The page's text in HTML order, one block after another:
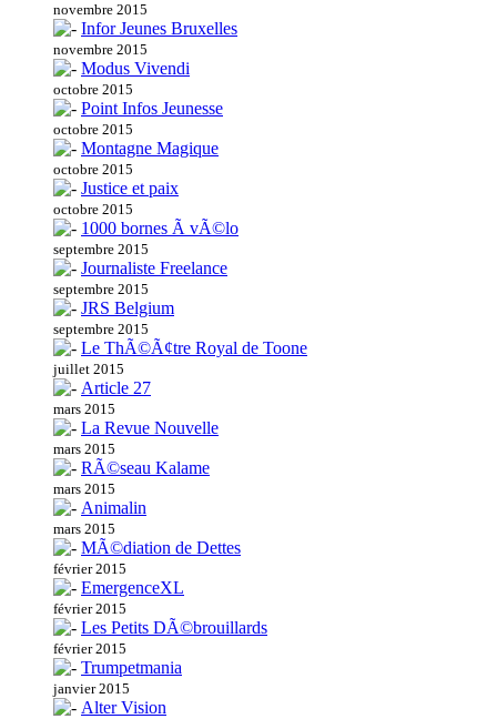
novembre 2015
Infor Jeunes Bruxelles
novembre 2015
Modus Vivendi
octobre 2015
Point Infos Jeunesse
octobre 2015
Montagne Magique
octobre 2015
Justice et paix
octobre 2015
1000 bornes Ã vÃ©lo
septembre 2015
Journaliste Freelance
septembre 2015
JRS Belgium
septembre 2015
Le ThÃ©Ã¢tre Royal de Toone
juillet 2015
Article 27
mars 2015
La Revue Nouvelle
mars 2015
RÃ©seau Kalame
mars 2015
Animalin
mars 2015
MÃ©diation de Dettes
février 2015
EmergenceXL
février 2015
Les Petits DÃ©brouillards
février 2015
Trumpetmania
janvier 2015
Alter Vision